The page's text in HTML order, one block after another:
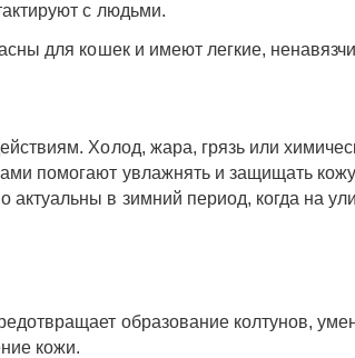
с людьми.
для кошек и имеют легкие,
Холод, жара, грязь или
помогают увлажнять и защищать
в зимний период, когда на
образование колтунов,
кожи.